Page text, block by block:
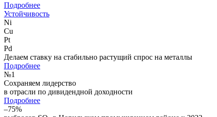
Подробнее
Устойчивость
Ni
Cu
Pt
Pd
Делаем ставку на стабильно растущий спрос на металлы
Подробнее
№1
Сохраняем лидерство
в отрасли по дивидендной доходности
Подробнее
–75%